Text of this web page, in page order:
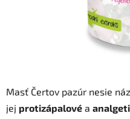
Masť Čertov pazúr nesie
jej protizápalové a